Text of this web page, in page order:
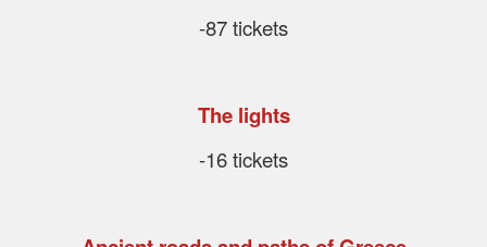
-87 tickets
The lights
-16 tickets